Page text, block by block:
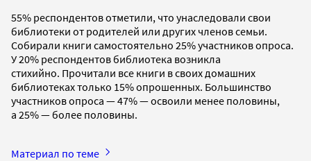
55% респондентов отметили, что унаследовали свои
библиотеки от родителей или других членов семьи.
Собирали книги самостоятельно 25% участников опроса.
У 20% респондентов библиотека возникла
стихийно. Прочитали все книги в своих домашних
библиотеках только 15% опрошенных. Большинство
участников опроса — 47% — освоили менее половины,
а 25% — более половины.
Материал по теме